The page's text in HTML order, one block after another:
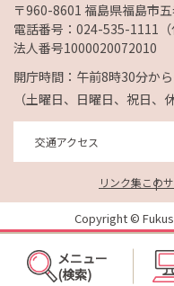
メニュー
(検索)
〒960-8601 福島県福島市
電話番号： 024-535-1111
法人番号1000020072010
開庁時間：午前8時30分か
（土曜日、日曜日、祝日、
交通アクセス
リンク集この
Copyright ©